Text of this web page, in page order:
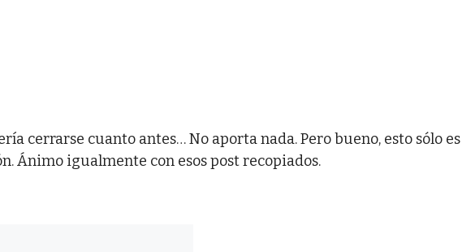
cerrarse cuanto antes… No aporta nada. Pero bueno, esto sólo es
Ánimo igualmente con esos post recopiados.